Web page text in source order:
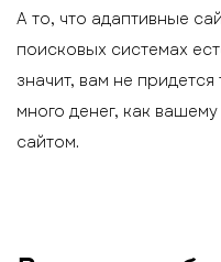
А то, что адаптивные
поисковых системах
значит, вам не
много денег, как
сайтом.